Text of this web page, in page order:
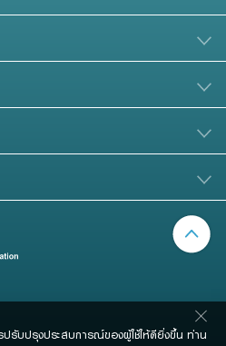
ปรับปรุงประสบการณ์ของผู้ใช้ให้ดียิ่งขึ้น ท่าน